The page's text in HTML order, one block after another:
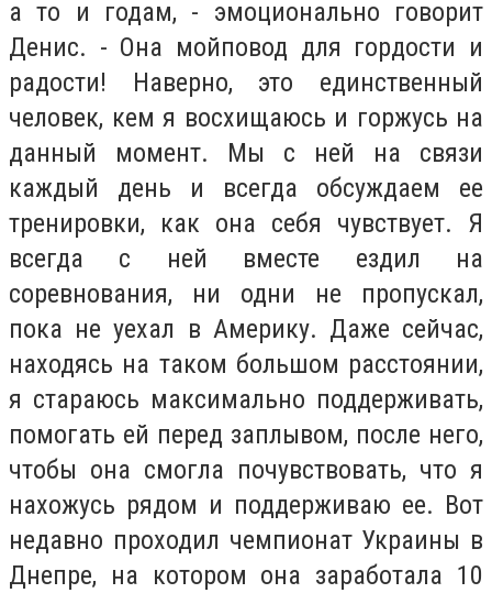
а то и годам, - эмоционально говорит
Денис. - Она мойповод для гордости и
радости! Наверно, это единственный
человек, кем я восхищаюсь и горжусь на
данный момент. Мы с ней на связи
каждый день и всегда обсуждаем ее
тренировки, как она себя чувствует. Я
всегда с ней вместе ездил на
соревнования, ни одни не пропускал,
пока не уехал в Америку. Даже сейчас,
находясь на таком большом расстоянии,
я стараюсь максимально поддерживать,
помогать ей перед заплывом, после него,
чтобы она смогла почувствовать, что я
нахожусь рядом и поддерживаю ее. Вот
недавно проходил чемпионат Украины в
Днепре, на котором она заработала 10